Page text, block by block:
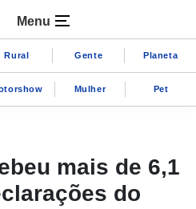
Menu
Rural Gente Planeta
Mulher Pet
mais de 6,1
do